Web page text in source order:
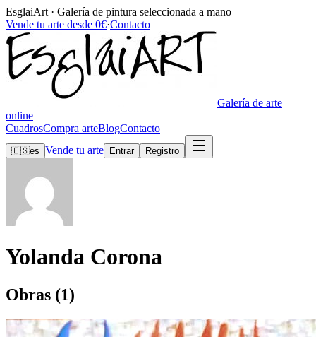
EsglaiArt · Galería de pintura seleccionada a mano
Vende tu arte desde 0€·Contacto
Galería de arte
online
CuadrosCompra arteBlogContacto
🇪🇸es Vende tu arte Entrar Registro
Yolanda Corona
Obras (1)